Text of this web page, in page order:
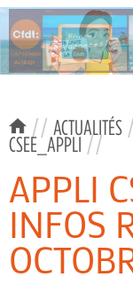
// ACTUALITÉS
CSEE_APPLI //
APPLI
INFOS